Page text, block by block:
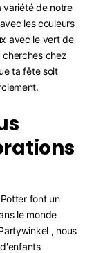
variété de notre
les couleurs
avec le vert de
chez
ta fête soit
font un
le monde
, nous